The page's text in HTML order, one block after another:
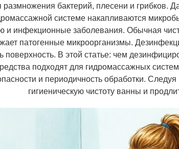
размножения бактерий, плесени и грибков.
системе накапливаются
и инфекционные заболевания. Обычная
патогенные микроорганизмы.
поверхность. В этой статье: чем
подходят для гидромассажных
и периодичность обработки.
гигиеническую чистоту ванны и